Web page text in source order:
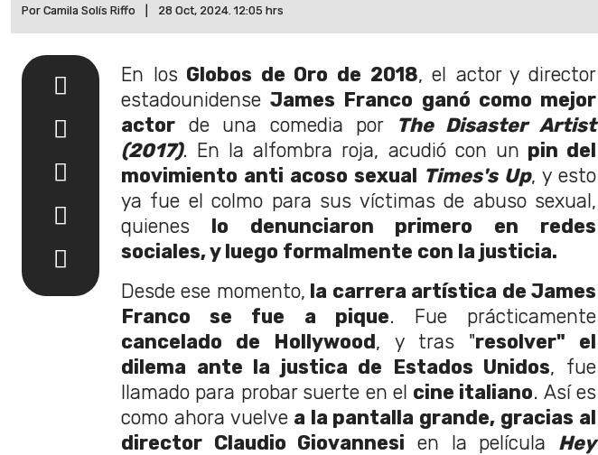
Por Camila Solís Riffo 28 Oct, 2024. 12:05 hrs
En losGlobos de Oro de 2018, el actor y director
estadounidense James Franco ganó como mejor
actor de una comedia por
The Disaster Artist
(2017). En la alfombra roja, acudió con un pin del
movimiento anti acoso sexual Times's Up, y esto
ya fue el colmo para sus víctimas de abuso sexual,
quienes lo denunciaron primero en redes
sociales, y luego formalmente con la justicia.
Desde ese momento, la carrera artística de James
Franco se fue a pique. Fue prácticamente
cancelado de Hollywood, y tras "resolver" el
dilema ante la justica de Estados Unidos, fue
llamado para probar suerte en el cine italiano. Así es
como ahora vuelvea la pantalla grande, gracias al
director Claudio Giovannesi en la película Hey